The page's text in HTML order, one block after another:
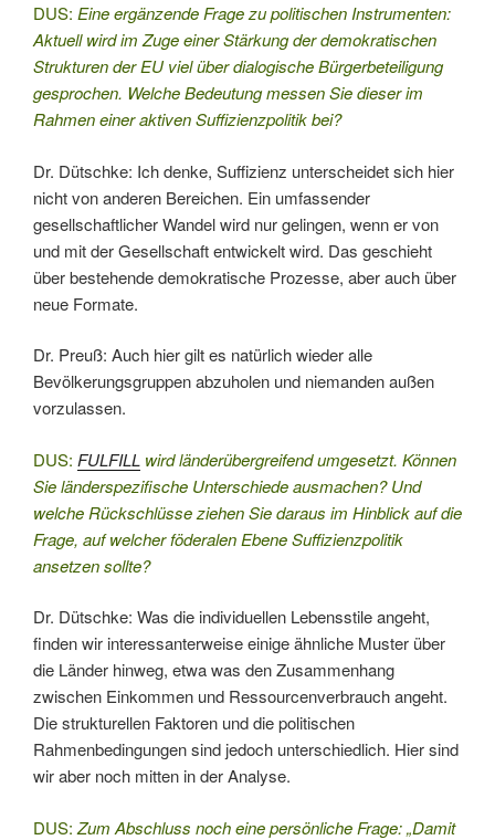
DUS: Eine ergänzende Frage zu politischen Instrumenten:
Aktuell wird im Zuge einer Stärkung der demokratischen
Strukturen der EU viel über dialogische Bürgerbeteiligung
gesprochen. Welche Bedeutung messen Sie dieser im
Rahmen einer aktiven Suffizienzpolitik bei?
Dr. Dütschke: Ich denke, Suffizienz unterscheidet sich hier
nicht von anderen Bereichen. Ein umfassender
gesellschaftlicher Wandel wird nur gelingen, wenn er von
und mit der Gesellschaft entwickelt wird. Das geschieht
über bestehende demokratische Prozesse, aber auch über
neue Formate.
Dr. Preuß: Auch hier gilt es natürlich wieder alle
Bevölkerungsgruppen abzuholen und niemanden außen
vorzulassen.
DUS: FULFILL wird länderübergreifend umgesetzt. Können
Sie länderspezifische Unterschiede ausmachen? Und
welche Rückschlüsse ziehen Sie daraus im Hinblick auf die
Frage, auf welcher föderalen Ebene Suffizienzpolitik
ansetzen sollte?
Dr. Dütschke: Was die individuellen Lebensstile angeht,
finden wir interessanterweise einige ähnliche Muster über
die Länder hinweg, etwa was den Zusammenhang
zwischen Einkommen und Ressourcenverbrauch angeht.
Die strukturellen Faktoren und die politischen
Rahmenbedingungen sind jedoch unterschiedlich. Hier sind
wir aber noch mitten in der Analyse.
DUS: Zum Abschluss noch eine persönliche Frage: „Damit